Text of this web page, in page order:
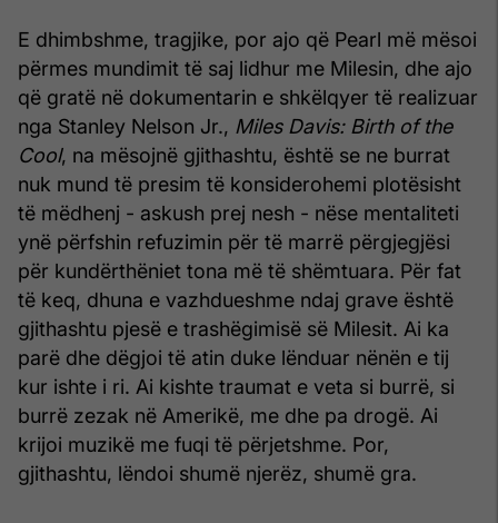
E dhimbshme, tragjike, por ajo që Pearl më mësoi
përmes mundimit të saj lidhur me Milesin, dhe ajo
që gratë në dokumentarin e shkëlqyer të realizuar
nga Stanley Nelson Jr., Miles Davis: Birth of the
Cool, na mësojnë gjithashtu, është se ne burrat
nuk mund të presim të konsiderohemi plotësisht
të mëdhenj - askush prej nesh - nëse mentaliteti
ynë përfshin refuzimin për të marrë përgjegjësi
për kundërthëniet tona më të shëmtuara. Për fat
të keq, dhuna e vazhdueshme ndaj grave është
gjithashtu pjesë e trashëgimisë së Milesit. Ai ka
parë dhe dëgjoi të atin duke lënduar nënën e tij
kur ishte i ri. Ai kishte traumat e veta si burrë, si
burrë zezak në Amerikë, me dhe pa drogë. Ai
krijoi muzikë me fuqi të përjetshme. Por,
gjithashtu, lëndoi shumë njerëz, shumë gra.